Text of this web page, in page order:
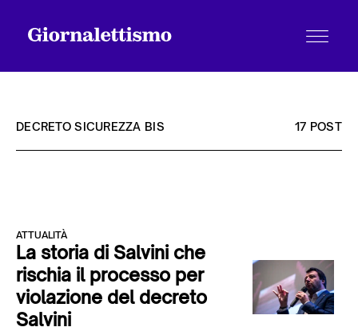
Chi siamo
Contatti
DECRETO SICUREZZA BIS 17 POST
ATTUALITÀ
La storia di Salvini che
rischia il processo per
violazione del decreto
Salvini